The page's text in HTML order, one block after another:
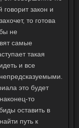
закон и
то готова
не
самые
такая
и все
это будет
то
оставить в
путь к